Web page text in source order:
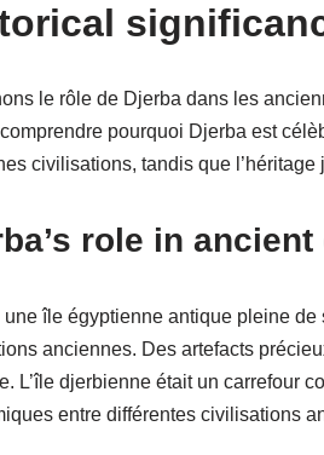
le rôle de Djerba dans les
pourquoi Djerba est
civilisations, tandis que
role in
une île égyptienne antique pleine
anciennes. Des artefacts
L’île djerbienne était un carrefour
entre différentes civilisations